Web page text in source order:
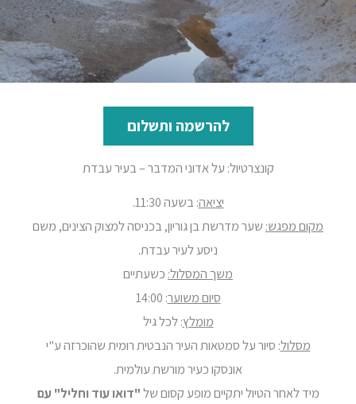
להרשמה ותשלום
קונצרטיול: על אדוני המדבר – בעיר עבדת
יציאה: בשעה 11:30.
מקום מפגש: שער מדרשת בן גוריון, בכניסה למצוק הצינים, משם
ניסע לעיר עבדת.
משך המסלול: כשעתיים
סיום משוער: 14:00
מומלץ: לכל גיל
מסלול: סיור על סמטאות העיר הנבטית רומית שהוכרזה ע"י
אונסקו כעיר מורשת עולמית.
מיד לאחר הטיול יתקיים מופע קסום של"דואו עוד וחליל" עם